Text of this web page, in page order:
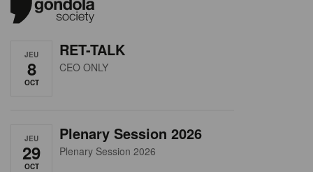
JEU
8
OCT
RET-TALK
CEO ONLY
JEU
29
OCT
Plenary Session 2026
Plenary Session 2026